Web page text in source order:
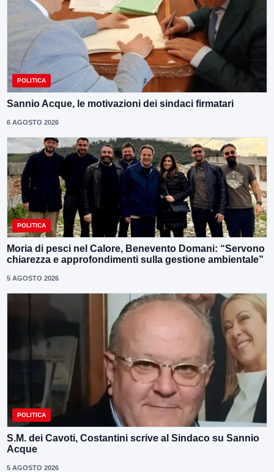
POLITICA
Sannio Acque, le motivazioni dei sindaci firmatari
6 AGOSTO 2026
POLITICA
Moria di pesci nel Calore, Benevento Domani: “Servono
chiarezza e approfondimenti sulla gestione ambientale”
5 AGOSTO 2026
POLITICA
S.M. dei Cavoti, Costantini scrive al Sindaco su Sannio
Acque
5 AGOSTO 2026